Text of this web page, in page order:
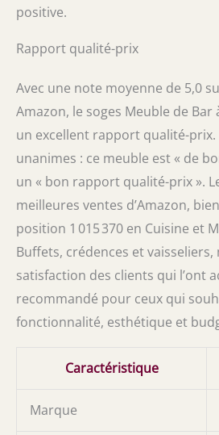
positive.
Rapport qualité-prix
Avec une note moyenne de 5,0
Amazon, le soges Meuble de
un excellent rapport qualité-
unanimes : ce meuble est « de
un « bon rapport qualité-prix ».
meilleures ventes d’Amazon,
position 1 015 370 en Cuisine et
Buffets, crédences et vaisseliers,
satisfaction des clients qui l’ont
recommandé pour ceux qui
fonctionnalité, esthétique et
Caractéristique
Marque